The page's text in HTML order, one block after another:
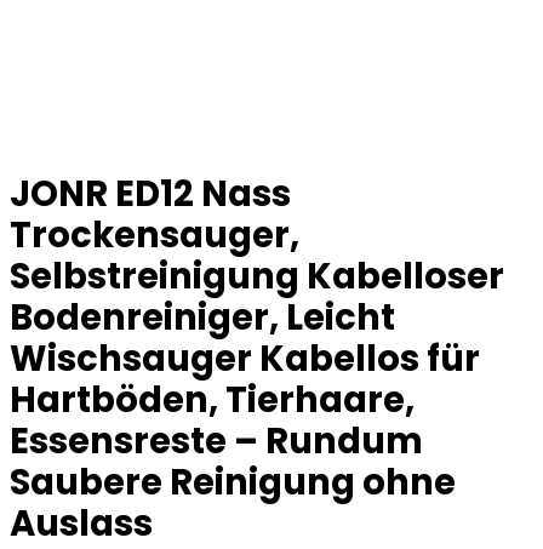
JONR ED12 Nass
Trockensauger,
Selbstreinigung Kabelloser
Bodenreiniger, Leicht
Wischsauger Kabellos für
Hartböden, Tierhaare,
Essensreste – Rundum
Saubere Reinigung ohne
Auslass